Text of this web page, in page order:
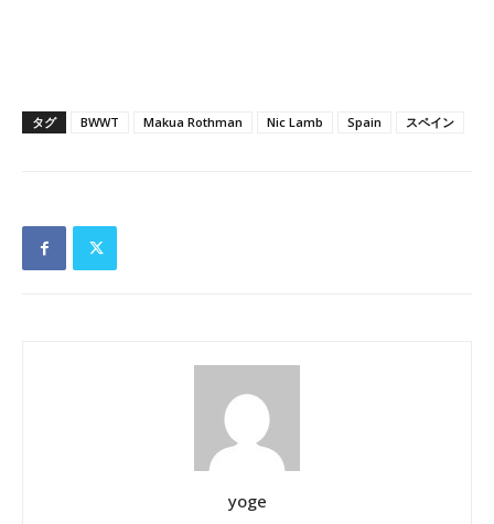
タグ BWWT Makua Rothman Nic Lamb Spain スペイン
yoge